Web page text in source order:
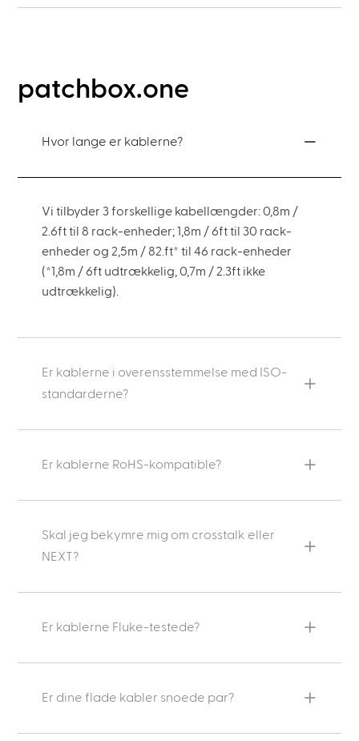
patchbox.one
Hvor lange er kablerne?
Vi tilbyder 3 forskellige kabellængder: 0,8m /
2.6ft til 8 rack-enheder; 1,8m / 6ft til 30 rack-
enheder og 2,5m / 82.ft* til 46 rack-enheder
(*1,8m / 6ft udtrækkelig, 0,7m / 2.3ft ikke
udtrækkelig).
Er kablerne i overensstemmelse med ISO-
standarderne?
Er kablerne RoHS-kompatible?
Skal jeg bekymre mig om crosstalk eller
NEXT?
Er kablerne Fluke-testede?
Er dine flade kabler snoede par?